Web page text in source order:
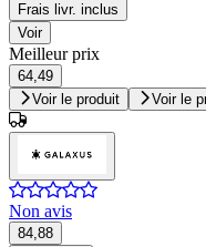
Frais livr. inclus
Voir
Meilleur prix
64,49
Voir le produit
Voir le
Non avis
84,88